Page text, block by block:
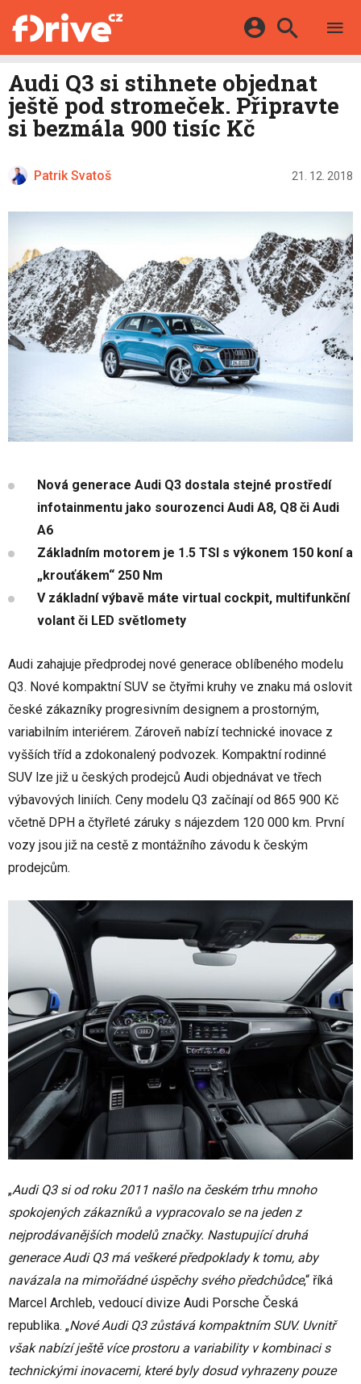
KATALOG
MAPA STANIC
DALŠÍ
HYBRIDY
E-MOTORSPORT
OSTATNÍ
Facebook Google
Audi Q3 si stihnete objednat
ještě pod stromeček. Připravte
si bezmála 900 tisíc Kč
Patrik Svatoš 21. 12. 2018
Nová generace Audi Q3 dostala stejné prostředí
infotainmentu jako sourozenci Audi A8, Q8 či Audi
A6
Základním motorem je 1.5 TSI s výkonem 150 koní a
„krouťákem“ 250 Nm
V základní výbavě máte virtual cockpit, multifunkční
volant či LED světlomety
Audi zahajuje předprodej nové generace oblíbeného modelu
Q3. Nové kompaktní SUV se čtyřmi kruhy ve znaku má oslovit
české zákazníky progresivním designem a prostorným,
variabilním interiérem. Zároveň nabízí technické inovace z
vyšších tříd a zdokonalený podvozek. Kompaktní rodinné
SUV lze již u českých prodejců Audi objednávat ve třech
výbavových liniích. Ceny modelu Q3 začínají od 865 900 Kč
včetně DPH a čtyřleté záruky s nájezdem 120 000 km. První
vozy jsou již na cestě z montážního závodu k českým
prodejcům.
„Audi Q3 si od roku 2011 našlo na českém trhu mnoho
spokojených zákazníků a vypracovalo se na jeden z
nejprodávanějších modelů značky. Nastupující druhá
generace Audi Q3 má veškeré předpoklady k tomu, aby
navázala na mimořádné úspěchy svého předchůdce,“ říká
Marcel Archleb, vedoucí divize Audi Porsche Česká
republika. „Nové Audi Q3 zůstává kompaktním SUV. Uvnitř
však nabízí ještě více prostoru a variability v kombinaci s
technickými inovacemi, které byly dosud vyhrazeny pouze